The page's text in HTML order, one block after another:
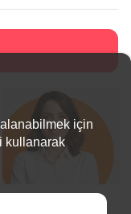
için
kullanarak